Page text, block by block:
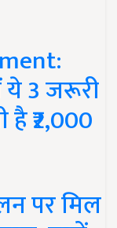
3 जरूरी
₹2,000
पर मिल